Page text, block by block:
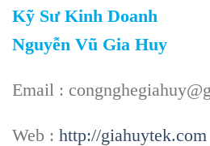
Kỹ Sư Kinh Doanh
Nguyễn Vũ Gia Huy
Email :
Web : http://giahuytek.com